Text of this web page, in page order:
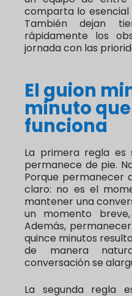
comparta lo esencial
También dejan
rápidamente los
jornada con las
El guion
minuto
funciona
La primera regla es
permanece de pie.
Porque permanecer
claro: no es el
mantener una
un momento
Además,
quince minutos
de manera
conversación se
La segunda regla